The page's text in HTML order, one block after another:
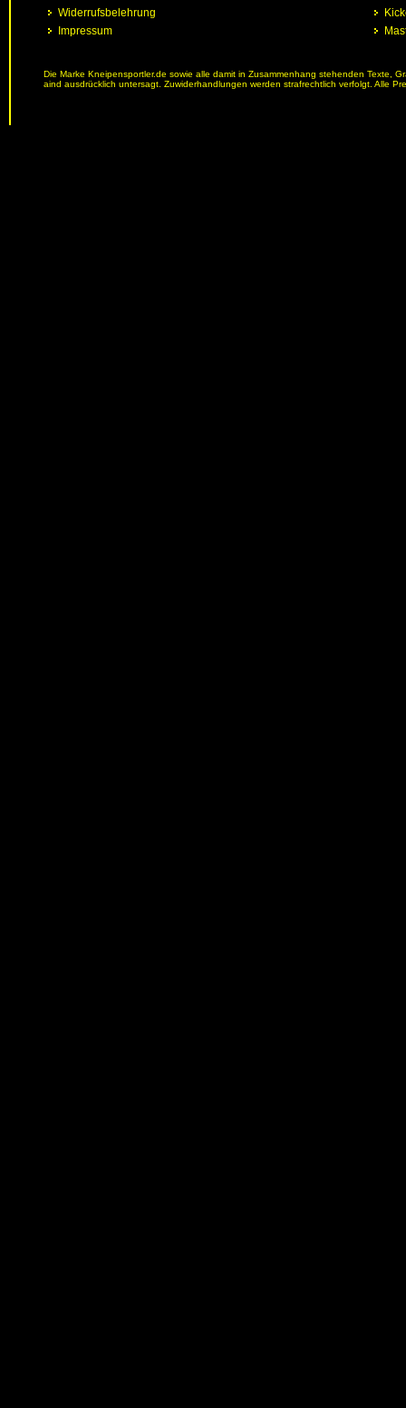
Widerrufsbelehrung
Impressum
Die Marke Kneipensportler.de sowie alle damit in Zusammenhang stehenden Texte,
aind ausdrücklich untersagt. Zuwiderhandlungen werden strafrechtlich verfolgt. Alle